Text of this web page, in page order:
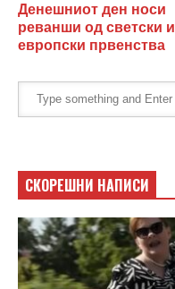
Денешниот ден носи
реванши од светски и
европски првенства
СКОРЕШНИ НАПИСИ